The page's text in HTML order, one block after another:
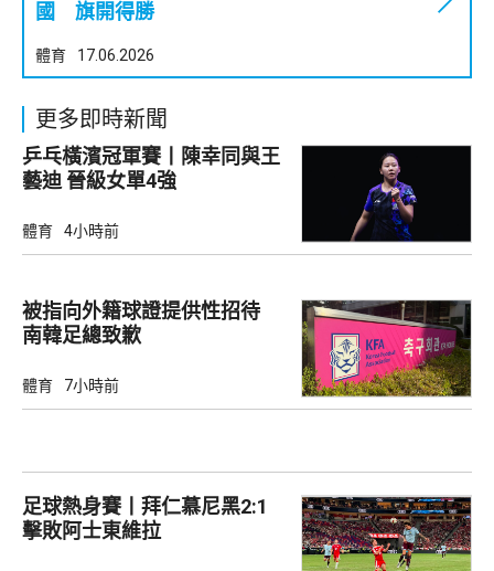
國 旗開得勝
體育 17.06.2026
更多即時新聞
乒乓橫濱冠軍賽丨陳幸同與王
藝迪 晉級女單4強
體育 4小時前
被指向外籍球證提供性招待
南韓足總致歉
體育 7小時前
足球熱身賽丨拜仁慕尼黑2:1
擊敗阿士東維拉